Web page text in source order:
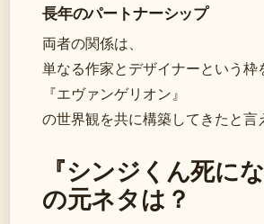
長年のパートナーシップ
両者の関係は、
単なる作家とデザイナーという枠
『エヴァンゲリオン』
の世界観を共に構築してきたと言
『シンジくん死に
の元ネタは？